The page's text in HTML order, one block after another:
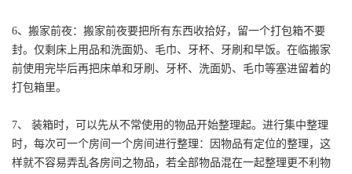
6、搬家前夜：搬家前夜要把所有东西收拾好，留一个打包箱不要
封。仅剩床上用品和洗面奶、毛巾、牙杯、牙刷和早饭。在临搬家
前使用完毕后再把床单和牙刷、牙杯、洗面奶、毛巾等塞进留着的
打包箱里。
7、 装箱时，可以先从不常使用的物品开始整理起。进行集中整理
时，每次可一个房间一个房间进行整理：因物品有定位的整理，这
样就不容易弄乱各房间之物品，若全部物品混在一起整理更不利物